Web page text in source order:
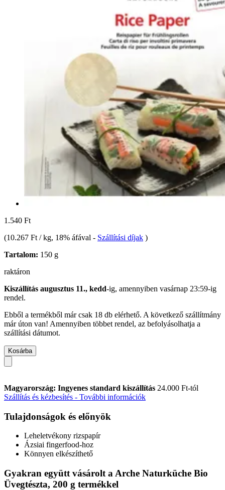
1.540 Ft
(10.267 Ft / kg, 18% áfával - Szállítási díjak )
Tartalom: 150 g
raktáron
Kiszállítás augusztus 11., kedd-ig, amennyiben vasárnap 23:59-ig
rendel.
Ebből a termékből már csak 18 db elérhető. A következő szállítmány
már úton van! Amennyiben többet rendel, az befolyásolhatja a
szállítási dátumot.
Kosárba
Magyarország: Ingyenes standard kiszállítás 24.000 Ft-tól
Szállítás és kézbesítés - További információk
Tulajdonságok és előnyök
Leheletvékony rizspapír
Ázsiai fingerfood-hoz
Könnyen elkészíthető
Gyakran együtt vásárolt a Arche Naturküche Bio
Üvegtészta, 200 g termékkel